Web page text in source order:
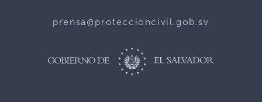
prensa@proteccioncivil.gob.sv